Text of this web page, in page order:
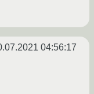
04:56:17